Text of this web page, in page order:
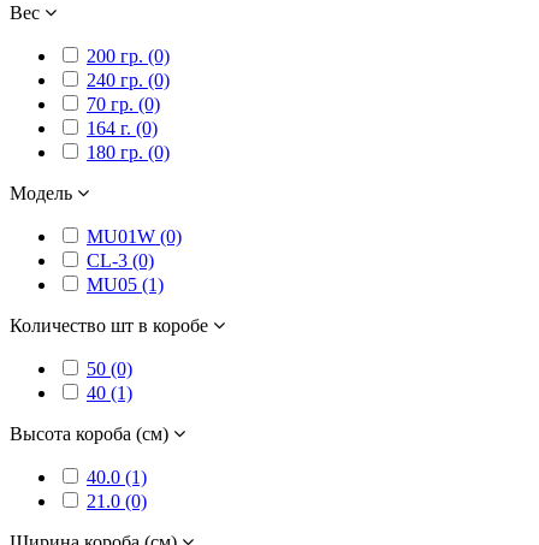
Вес
200 гр. (0)
240 гр. (0)
70 гр. (0)
164 г. (0)
180 гр. (0)
Модель
MU01W (0)
CL-3 (0)
MU05 (1)
Количество шт в коробе
50 (0)
40 (1)
Высота короба (см)
40.0 (1)
21.0 (0)